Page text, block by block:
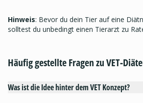
Hinweis: Bevor du dein Tier auf eine
solltest du unbedingt einen Tierarzt zu
Häufig gestellte Fragen zu VET-
Was ist die Idee hinter dem VET Konzept?